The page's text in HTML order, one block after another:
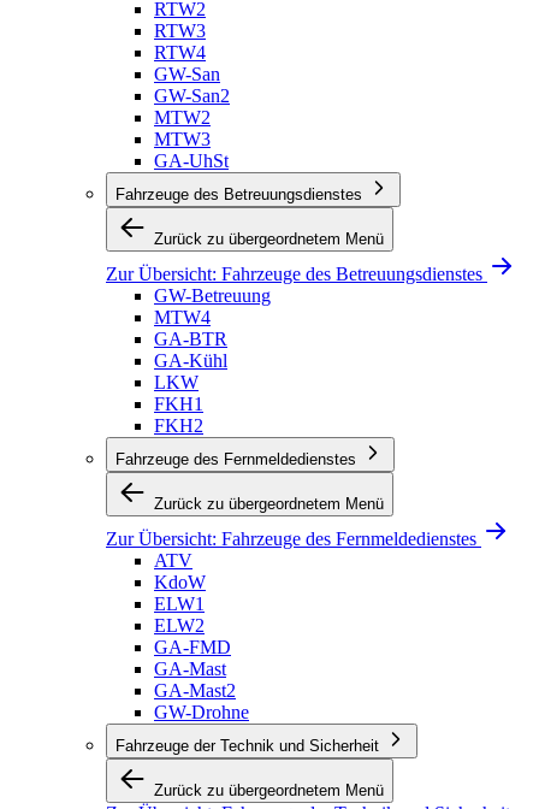
RTW2
RTW3
RTW4
GW-San
GW-San2
MTW2
MTW3
GA-UhSt
Fahrzeuge des Betreuungsdienstes
Zurück zu übergeordnetem Menü
Zur Übersicht: Fahrzeuge des Betreuungsdienstes
GW-Betreuung
MTW4
GA-BTR
GA-Kühl
LKW
FKH1
FKH2
Fahrzeuge des Fernmeldedienstes
Zurück zu übergeordnetem Menü
Zur Übersicht: Fahrzeuge des Fernmeldedienstes
ATV
KdoW
ELW1
ELW2
GA-FMD
GA-Mast
GA-Mast2
GW-Drohne
Fahrzeuge der Technik und Sicherheit
Zurück zu übergeordnetem Menü